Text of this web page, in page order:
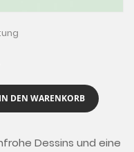
IN DEN WARENKORB
Dessins und eine